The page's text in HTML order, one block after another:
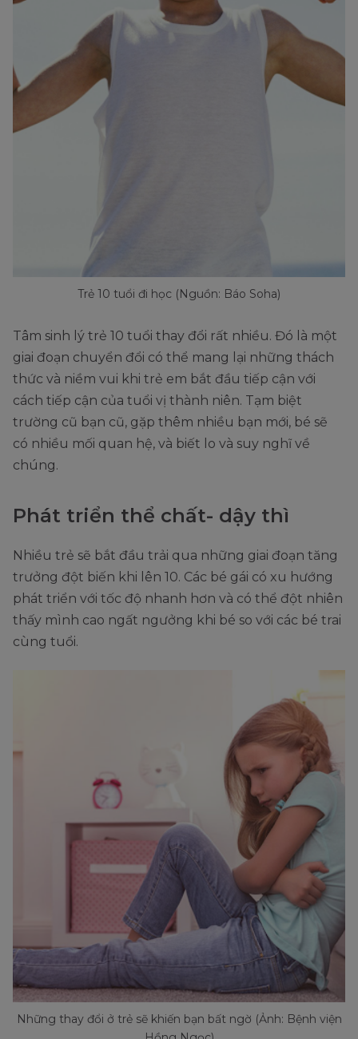
Trẻ 10 tuổi đi học (Nguồn: Báo Soha)
Tâm sinh lý trẻ 10 tuổi thay đổi rất nhiều. Đó là một
giai đoạn chuyển đổi có thể mang lại những thách
thức và niềm vui khi trẻ em bắt đầu tiếp cận với
cách tiếp cận của tuổi vị thành niên. Tạm biệt
trường cũ bạn cũ, gặp thêm nhiều bạn mới, bé sẽ
có nhiều mối quan hệ, và biết lo và suy nghĩ về
chúng.
Phát triển thể chất- dậy thì
Nhiều trẻ sẽ bắt đầu trải qua những giai đoạn tăng
trưởng đột biến khi lên 10. Các bé gái có xu hướng
phát triển với tốc độ nhanh hơn và có thể đột nhiên
thấy mình cao ngất ngưởng khi bé so với các bé trai
cùng tuổi.
Những thay đổi ở trẻ sẽ khiến bạn bất ngờ (Ảnh: Bệnh viện